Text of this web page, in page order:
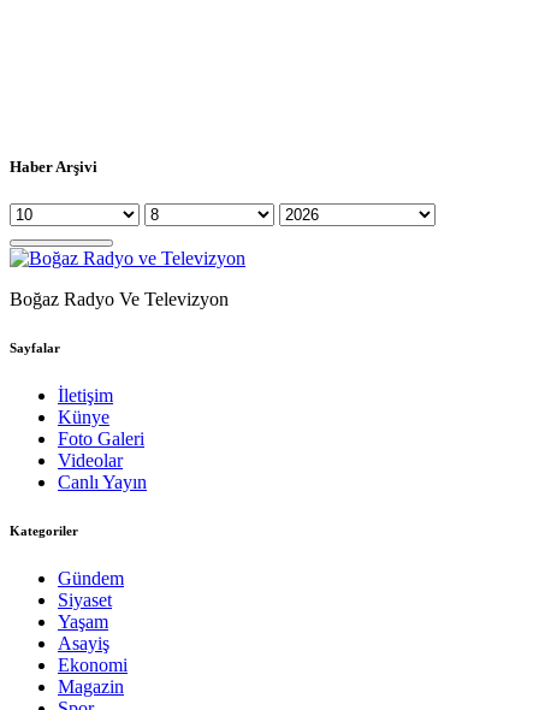
Haber Arşivi
Boğaz Radyo Ve Televizyon
Sayfalar
İletişim
Künye
Foto Galeri
Videolar
Canlı Yayın
Kategoriler
Gündem
Siyaset
Yaşam
Asayiş
Ekonomi
Magazin